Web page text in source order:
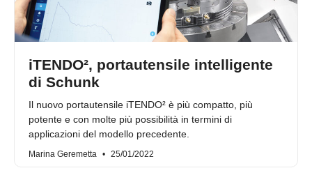
iTENDO², portautensile intelligente
di Schunk
Il nuovo portautensile iTENDO² è più compatto, più
potente e con molte più possibilità in termini di
applicazioni del modello precedente.
Marina Geremetta 25/01/2022